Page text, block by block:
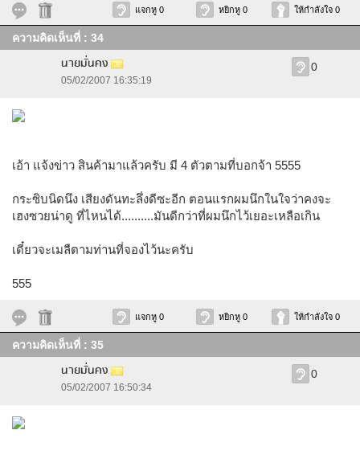
แจกหู 0 หยิกหู 0 ให้กำลังใจ 0
ความคิดเห็นที่ : 34
นายมั่นคง
05/02/2007 16:35:19
0
เอ้า แจ้งข่าว สินค้ามาแล้วครับ มี 4 ตัวตามที่บอกจ้า 5555
กระซิบนิดนึง เสียงดันทะลึ่งดีซะอีก ตอนแรกผมนึกในใจว่าคงจะ
เฮงซวยน่าดู ที่ไหนได้..........มันดีกว่าที่ผมนึกไว้เยอะเหลือเกิน
เดี๋ยวจะเมลืตามท่านที่จองไว้นะครับ
555
แจกหู 0 หยิกหู 0 ให้กำลังใจ 0
ความคิดเห็นที่ : 35
นายมั่นคง
05/02/2007 16:50:34
0